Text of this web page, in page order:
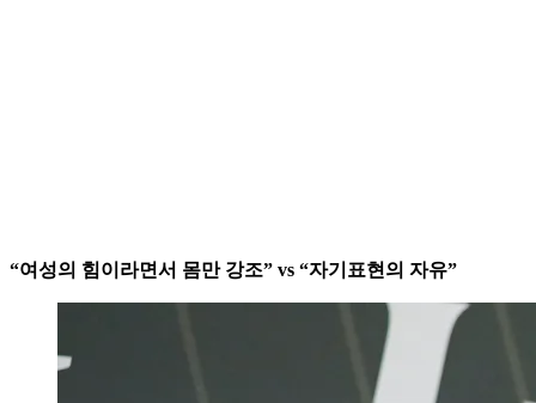
“여성의 힘이라면서 몸만 강조” vs “자기표현의 자유”